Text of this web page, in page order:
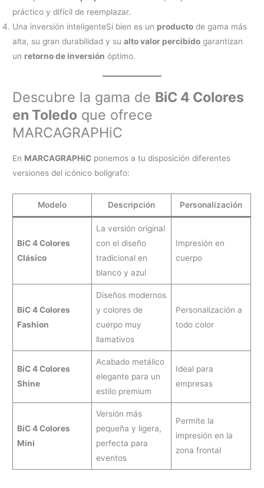
práctico y difícil de reemplazar.
Una inversión inteligenteSi bien es un producto de gama más
alta, su gran durabilidad y sualto valor percibido garantizan
un retorno de inversión óptimo.
Descubre la gama de BiC 4 Colores
en Toledo que ofrece
MARCAGRAPHiC
En MARCAGRAPHiC ponemos a tu disposición diferentes
versiones del icónico bolígrafo:
Modelo Descripción Personalización
BiC 4 Colores
Clásico
La versión original
con el diseño
tradicional en
blanco y azul
Impresión en
cuerpo
BiC 4 Colores
Fashion
Diseños modernos
y colores de
cuerpo muy
llamativos
Personalización a
todo color
BiC 4 Colores
Shine
Acabado metálico
elegante para un
estilo premium
Ideal para
empresas
BiC 4 Colores
Mini
Versión más
pequeña y ligera,
perfecta para
eventos
Permite la
impresión en la
zona frontal